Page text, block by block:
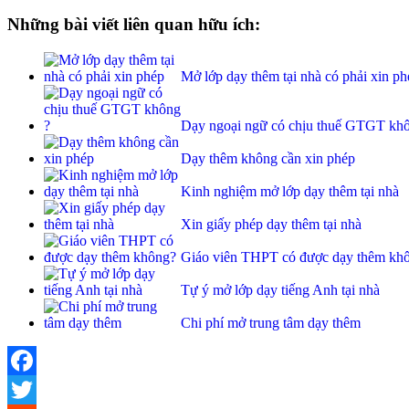
Những bài viết liên quan hữu ích:
Mở lớp dạy thêm tại nhà có phải xin
Dạy ngoại ngữ có chịu thuế GTGT
Dạy thêm không cần xin phép
Kinh nghiệm mở lớp dạy thêm tại nhà
Xin giấy phép dạy thêm tại nhà
Giáo viên THPT có được dạy thêm
Tự ý mở lớp dạy tiếng Anh tại nhà
Chi phí mở trung tâm dạy thêm
Facebook